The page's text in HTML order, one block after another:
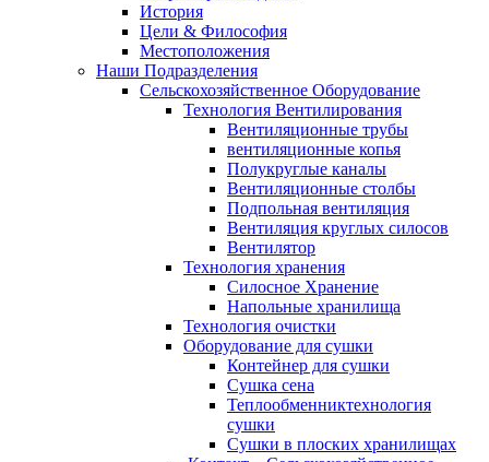
История
Цели & Философия
Местоположения
Наши Подразделения
Сельскохозяйственное Оборудование
Технология Вентилирования
Вентиляционные трубы
вентиляционные копья
Полукруглые каналы
Вентиляционные столбы
Подпольная вентиляция
Вентиляция круглых силосов
Вентилятор
Технология хранения
Силосное Хранение
Hапольные хранилища
Технология очистки
Oборудование для сушки
Контейнер для сушки
Сушка сена
Теплообменниктехнология
сушки
Cушки в плоских хранилищах